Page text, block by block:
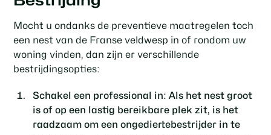
Mocht u ondanks de preventieve maatregelen toch
een nest van de Franse veldwesp in of rondom uw
woning vinden, dan zijn er verschillende
bestrijdingsopties:
Schakel een professional in: Als het nest groot
is of op een lastig bereikbare plek zit, is het
raadzaam om een ongediertebestrijder in te